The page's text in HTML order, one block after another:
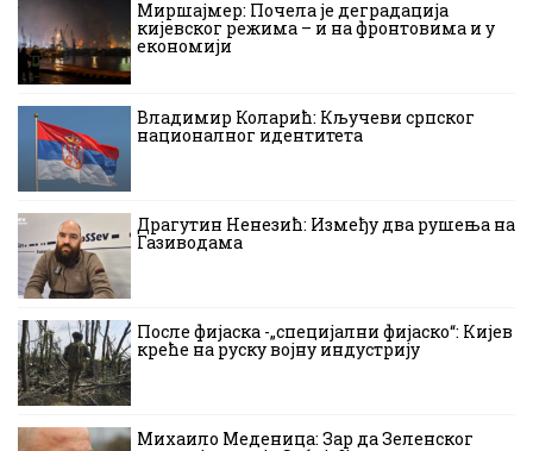
Миршајмер: Почела је деградација
кијевског режима – и на фронтовима и у
економији
Владимир Коларић: Кључеви српског
националног идентитета
Драгутин Ненезић: Између два рушења на
Газиводама
После фијаска -„специјални фијаско“: Кијев
креће на руску војну индустрију
Михаило Меденица: Зар да Зеленског